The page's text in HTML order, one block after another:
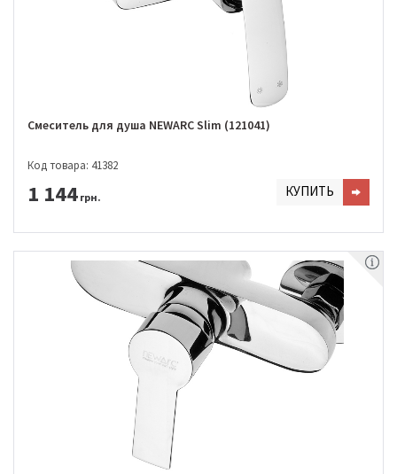
Смеситель для душа NEWARC Slim (121041)
Код товара: 41382
1 144 грн. КУПИТЬ